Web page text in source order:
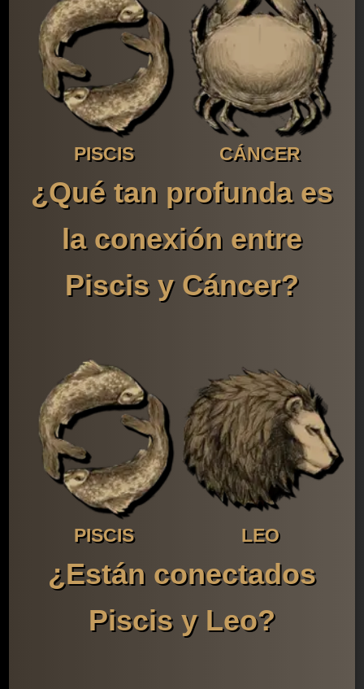
PISCIS CÁNCER
¿Qué tan profunda es
la conexión entre
Piscis y Cáncer?
PISCIS LEO
¿Están conectados
Piscis y Leo?